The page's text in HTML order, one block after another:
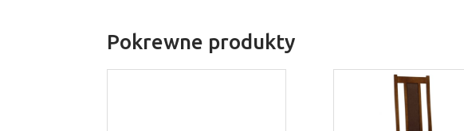
Pokrewne produkty